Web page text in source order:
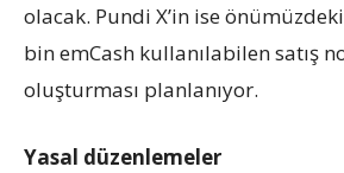
olacak. Pundi X’in ise
bin emCash kullanılabilen satış
oluşturması planlanıyor.
Yasal düzenlemeler